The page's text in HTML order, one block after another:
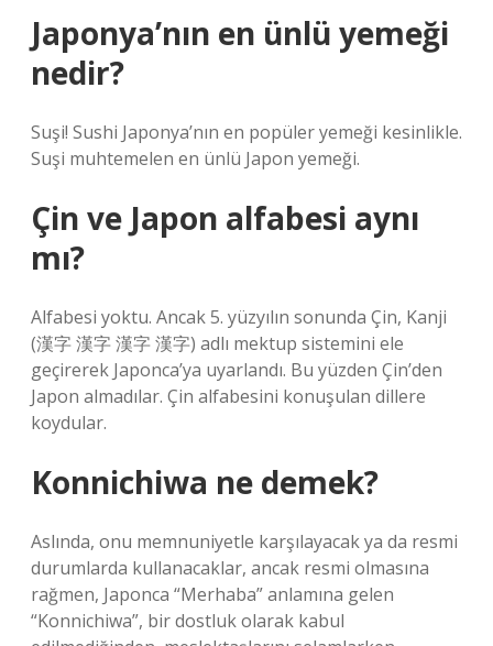
Japonya’nın en ünlü yemeği
nedir?
Suşi! Sushi Japonya’nın en popüler yemeği kesinlikle.
Suşi muhtemelen en ünlü Japon yemeği.
Çin ve Japon alfabesi aynı
mı?
Alfabesi yoktu. Ancak 5. yüzyılın sonunda Çin, Kanji
(漢字 漢字 漢字 漢字) adlı mektup sistemini ele
geçirerek Japonca’ya uyarlandı. Bu yüzden Çin’den
Japon almadılar. Çin alfabesini konuşulan dillere
koydular.
Konnichiwa ne demek?
Aslında, onu memnuniyetle karşılayacak ya da resmi
durumlarda kullanacaklar, ancak resmi olmasına
rağmen, Japonca “Merhaba” anlamına gelen
“Konnichiwa”, bir dostluk olarak kabul